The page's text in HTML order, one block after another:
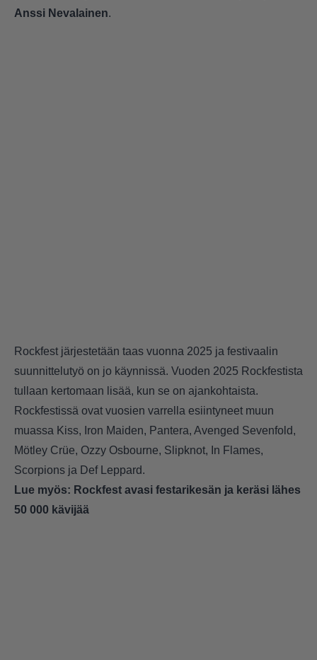
Anssi Nevalainen.
Rockfest järjestetään taas vuonna 2025 ja festivaalin
suunnittelutyö on jo käynnissä. Vuoden 2025 Rockfestista
tullaan kertomaan lisää, kun se on ajankohtaista.
Rockfestissä ovat vuosien varrella esiintyneet muun
muassa Kiss, Iron Maiden, Pantera, Avenged Sevenfold,
Mötley Crüe, Ozzy Osbourne, Slipknot, In Flames,
Scorpions ja Def Leppard.
Lue myös: Rockfest avasi festarikesän ja keräsi lähes
50 000 kävijää